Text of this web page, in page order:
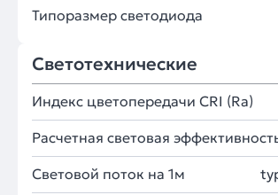
Типоразмер светодиода
Светотехнические
Индекс цветопередачи CRI (Ra)
Расчетная световая
Световой поток на 1м